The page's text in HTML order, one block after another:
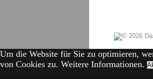
Um die Website für Sie zu optimieren,
von Cookies zu. Weitere Informationen.